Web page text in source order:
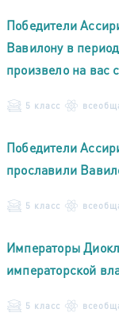
Победители
Вавилону в
произвело на вас
5 класс
Победители
прославили
5 класс
Императоры
императорской
5 класс